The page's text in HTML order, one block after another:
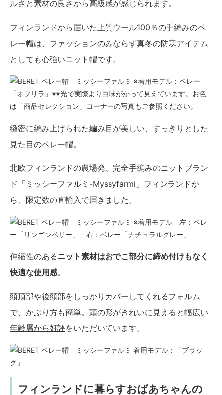
ルさと素材の良さから高級感が感じられます。
フィンランドから届いた上質ウール100％の手編みのベ
レー帽は、ファッションのみならず真冬の防寒アイテム
としても心強いニット帽です。
※着用モデル：ベレー
「オフリラ」※※光で実際より白味がかって見えています。お色
は「商品セレクション」コーナーの写真もご参照ください。
緻密に編み上げられた編み目が美しい、すっきりとした
見た目のベレー帽。
北欧フィンランドの農場発、完全手編みのニットブラン
ド「ミッシーファルミ-Myssyfarmi」フィンランドか
ら、限定数の直輸入で届きました。
※着用モデル 左：ベレ
ー「リンゴンベリー」、右：ベレー「ナチュラルグレー」
伸縮性のあるニット素材はおでこ部分に締め付けもなく
快適な使用感。
頭頂部や後頭部をしっかりカバーしてくれるフォルム
で、かぶり方も簡単。 頭の形がきれいに見えると幅広い
年齢層から好評をいただいています。
着用モデル：「ブラッ
ク」
フィンランドに暮らすおばあちゃんの